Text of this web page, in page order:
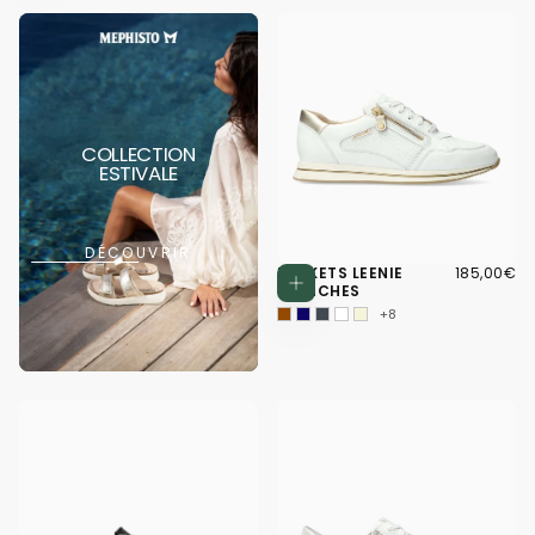
COLLECTION
ESTIVALE
DÉCOUVRIR
Choisissez
BASKETS LEENIE
BLANCHES
185,00€
PRIX
185,00€
+8